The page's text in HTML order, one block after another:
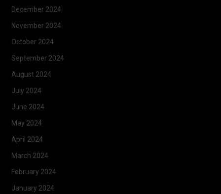
December 2024
November 2024
October 2024
September 2024
August 2024
July 2024
June 2024
May 2024
April 2024
March 2024
February 2024
January 2024